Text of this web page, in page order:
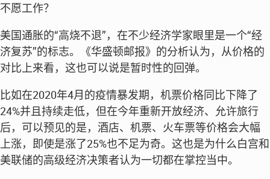
不愿工作？
美国通胀的“高烧不退”，在不少经济学家眼里是一个“经
济复苏”的标志。《华盛顿邮报》的分析认为，从价格的
对比上来看，这也可以说是暂时性的回弹。
比如在2020年4月的疫情暴发期，机票价格同比下降了
24%并且持续走低，但在今年重新开放经济、允许旅行
后，可以预见的是，酒店、机票、火车票等价格会大幅
上涨，即使是涨了25%也不足为奇。这也是为什么白宫和
美联储的高级经济决策者认为一切都在掌控当中。